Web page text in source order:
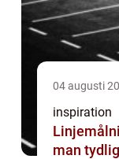
04 augusti
inspiration
man